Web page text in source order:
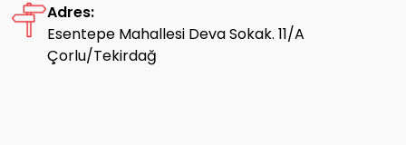
Adres:
Esentepe Mahallesi Deva Sokak. 11/A
Çorlu/Tekirdağ